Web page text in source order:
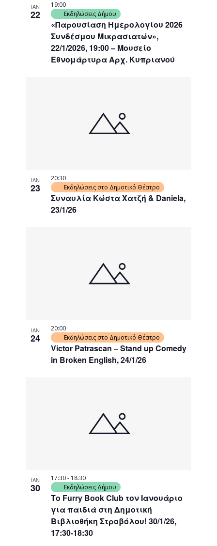
ΙΑΝ
22
«Παρουσίαση Ημερολογίου 2026
Συνδέσμου Μικρασιατών»,
22/1/2026, 19:00 – Μουσείο
Εθνομάρτυρα Αρχ. Κυπριανού
19:00
Εκδηλώσεις Δήμου
ΙΑΝ
23
Συναυλία Κώστα Χατζή & Daniela,
23/1/26
20:30
Εκδηλώσεις στο Δημοτικό Θέατρο
ΙΑΝ
24
Victor Patrascan – Stand up Comedy
in Broken English, 24/1/26
20:00
Εκδηλώσεις στο Δημοτικό Θέατρο
ΙΑΝ
30
Το Furry Book Club τον Ιανουάριο
για παιδιά στη Δημοτική
Βιβλιοθήκη Στροβόλου! 30/1/26,
17:30-18:30
17:30- 18:30
Εκδηλώσεις Δήμου